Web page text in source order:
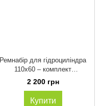
Ремнабір для гідроциліндра
110х60 – комплект
ущільнений.
2 200 грн
Купити